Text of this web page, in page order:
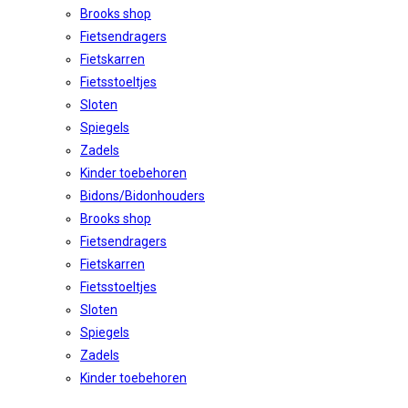
Brooks shop
Fietsendragers
Fietskarren
Fietsstoeltjes
Sloten
Spiegels
Zadels
Kinder toebehoren
Bidons/Bidonhouders
Brooks shop
Fietsendragers
Fietskarren
Fietsstoeltjes
Sloten
Spiegels
Zadels
Kinder toebehoren